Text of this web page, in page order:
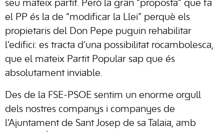
seu mateix partit. Però la gran “proposta” que fa
el PP és la de “modificar la Llei” perquè els
propietaris del Don Pepe puguin rehabilitar
l’edifici: es tracta d’una possibilitat rocambolesca,
que el mateix Partit Popular sap que és
absolutament inviable.
Des de la FSE-PSOE sentim un enorme orgull
dels nostres companys i companyes de
l’Ajuntament de Sant Josep de sa Talaia, amb